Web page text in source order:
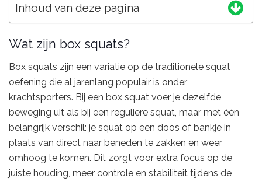
Inhoud van deze pagina
Wat zijn box squats?
Box squats zijn een variatie op de traditionele squat
oefening die al jarenlang populair is onder
krachtsporters. Bij een box squat voer je dezelfde
beweging uit als bij een reguliere squat, maar met één
belangrijk verschil: je squat op een doos of bankje in
plaats van direct naar beneden te zakken en weer
omhoog te komen. Dit zorgt voor extra focus op de
juiste houding, meer controle en stabiliteit tijdens de